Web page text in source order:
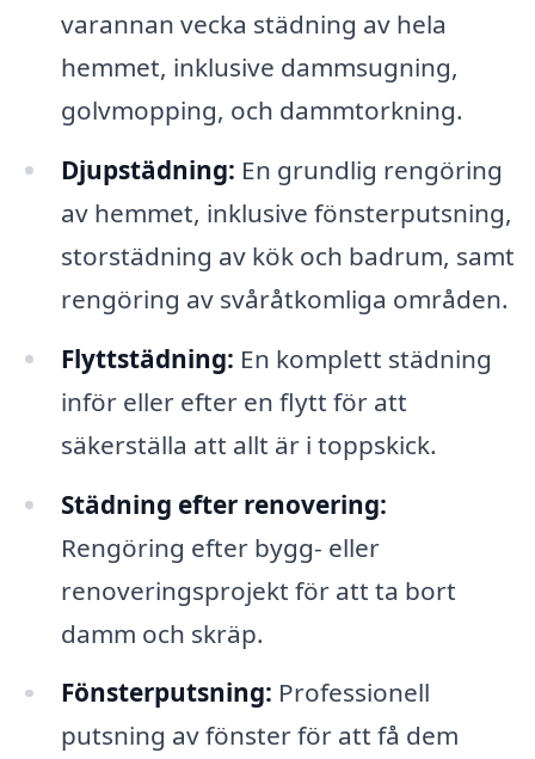
varannan vecka städning av hela
hemmet, inklusive dammsugning,
golvmopping, och dammtorkning.
Djupstädning: En grundlig rengöring
av hemmet, inklusive fönsterputsning,
storstädning av kök och badrum, samt
rengöring av svåråtkomliga områden.
Flyttstädning: En komplett städning
inför eller efter en flytt för att
säkerställa att allt är i toppskick.
Städning efter renovering:
Rengöring efter bygg- eller
renoveringsprojekt för att ta bort
damm och skräp.
Fönsterputsning: Professionell
putsning av fönster för att få dem